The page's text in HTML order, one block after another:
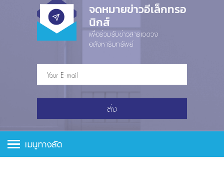
จดหมายข่าวอีเล็กทรอ
นิกส์
เพื่อร่วมรับข่าวสารแวดวง
อสังหาริมทรัพย์
ส่ง
เมนูทางลัด